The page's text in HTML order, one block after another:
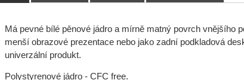
Má pevné bílé pěnové jádro a mírně matný povrch vnějšího
menší obrazové prezentace nebo jako zadní podkladová
univerzální produkt.
Polystyrenové jádro - CFC free.